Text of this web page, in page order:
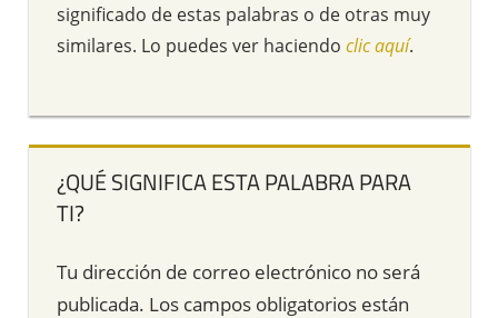
significado de estas palabras o de otras muy
similares. Lo puedes ver haciendo clic aquí.
¿QUÉ SIGNIFICA ESTA PALABRA PARA
TI?
Tu dirección de correo electrónico no será
publicada. Los campos obligatorios están